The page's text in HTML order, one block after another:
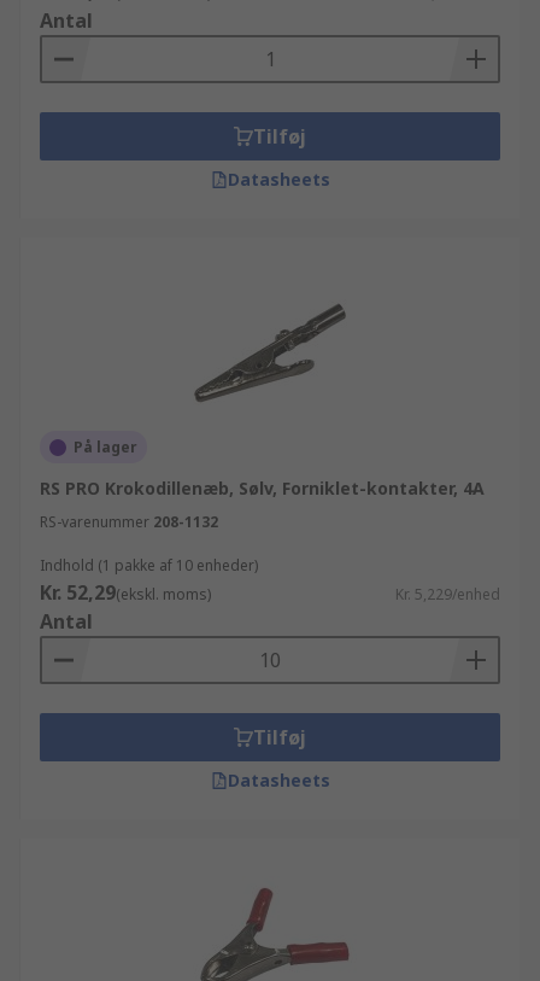
Antal
Tilføj
Datasheets
På lager
RS PRO Krokodillenæb, Sølv, Forniklet-kontakter, 4A
RS-varenummer 208-1132
Indhold (1 pakke af 10 enheder)
Kr. 52,29(ekskl. moms) Kr. 5,229/enhed
Antal
Tilføj
Datasheets